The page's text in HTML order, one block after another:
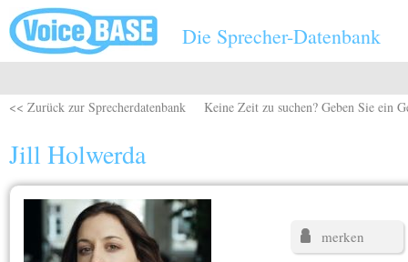
Direkt zum Inhalt
Die Sprecher-Datenbank
<< Zurück zur Sprecherdatenbank Keine Zeit zu suchen? Geben Sie ein
Jill Holwerda
merken